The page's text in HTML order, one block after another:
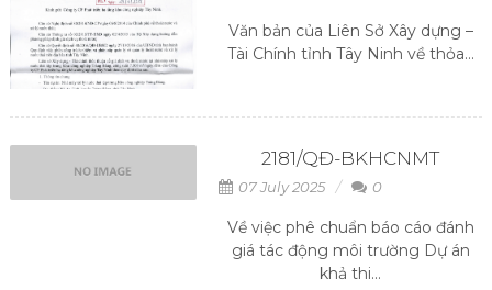
Văn bản của Liên Sở Xây dựng –
Tài Chính tỉnh Tây Ninh về thỏa...
2181/QĐ-BKHCNMT
07 July 2025 0
Về việc phê chuẩn báo cáo đánh
giá tác động môi trường Dự án
khả thi...